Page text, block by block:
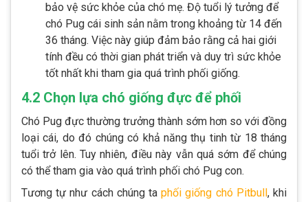
bảo vệ sức khỏe của chó mẹ. Độ tuổi lý tưởng để
chó Pug cái sinh sản nằm trong khoảng từ 14 đến
36 tháng. Việc này giúp đảm bảo rằng cả hai giới
tính đều có thời gian phát triển và duy trì sức khỏe
tốt nhất khi tham gia quá trình phối giống.
4.2 Chọn lựa chó giống đực để phối
Chó Pug đực thường trưởng thành sớm hơn so với đồng
loại cái, do đó chúng có khả năng thụ tinh từ 18 tháng
tuổi trở lên. Tuy nhiên, điều này vẫn quá sớm để chúng
có thể tham gia vào quá trình phối chó Pug con.
Tương tự như cách chúng taphối giống chó Pitbull , khi